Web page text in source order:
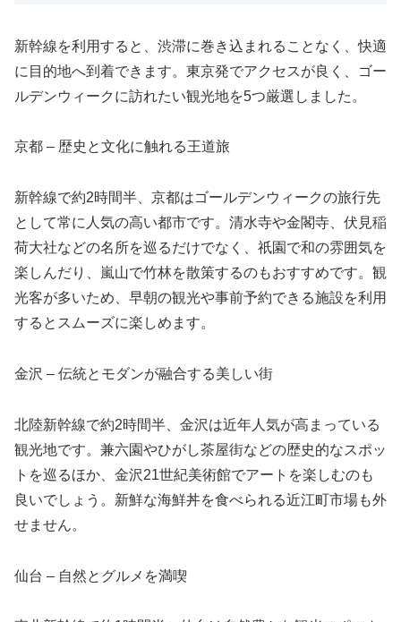
新幹線を利用すると、渋滞に巻き込まれることなく、快適
に目的地へ到着できます。東京発でアクセスが良く、ゴー
ルデンウィークに訪れたい観光地を5つ厳選しました。
京都 – 歴史と文化に触れる王道旅
新幹線で約2時間半、京都はゴールデンウィークの旅行先
として常に人気の高い都市です。清水寺や金閣寺、伏見稲
荷大社などの名所を巡るだけでなく、祇園で和の雰囲気を
楽しんだり、嵐山で竹林を散策するのもおすすめです。観
光客が多いため、早朝の観光や事前予約できる施設を利用
するとスムーズに楽しめます。
金沢 – 伝統とモダンが融合する美しい街
北陸新幹線で約2時間半、金沢は近年人気が高まっている
観光地です。兼六園やひがし茶屋街などの歴史的なスポッ
トを巡るほか、金沢21世紀美術館でアートを楽しむのも
良いでしょう。新鮮な海鮮丼を食べられる近江町市場も外
せません。
仙台 – 自然とグルメを満喫